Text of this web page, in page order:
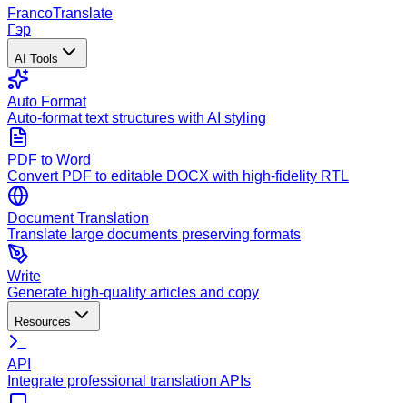
FrancoTranslate
Гэр
AI Tools
Auto Format
Auto-format text structures with AI styling
PDF to Word
Convert PDF to editable DOCX with high-fidelity RTL
Document Translation
Translate large documents preserving formats
Write
Generate high-quality articles and copy
Resources
API
Integrate professional translation APIs